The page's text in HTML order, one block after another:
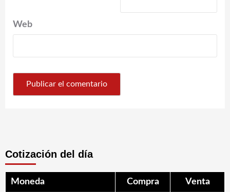
Web
Cotización del día
Moneda Compra Venta